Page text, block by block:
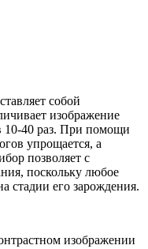
собой
изображение
10-40 раз. При помощи
упрощается, а
позволяет с
поскольку любое
стадии его зарождения.
изображении